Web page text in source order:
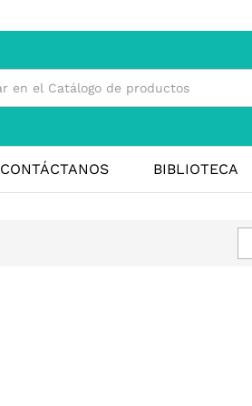
CONTÁCTANOS BIBLIOTECA